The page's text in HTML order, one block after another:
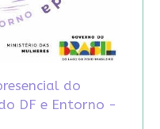
do
DF e Entorno -